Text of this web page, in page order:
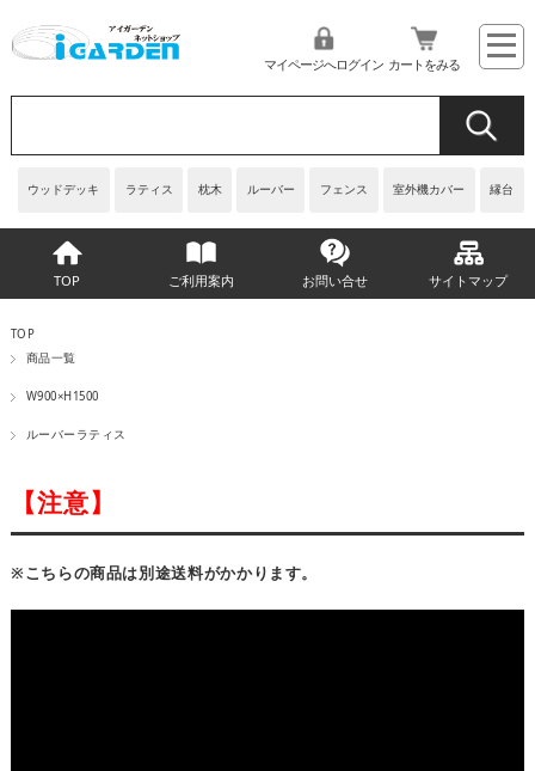
ウッドデッキ ラティス 枕木 ルーバー フェンス 室外機カバー 縁台
マイページへログイン カートをみる
TOP ご利用案内 お問い合せ サイトマップ
TOP
商品一覧
W900×H1500
ルーバーラティス
【注意】
※こちらの商品は別途送料がかかります。